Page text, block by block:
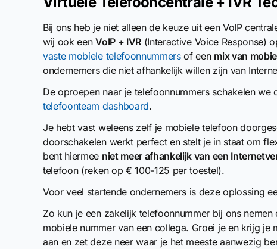
Bij ons heb je niet alleen de keuze uit een VoIP
wij ook eenVoIP + IVR(Interactive Voice Response)
vaste mobiele telefoonnummersof een mix van
ondernemers die niet afhankelijk willen zijn van
De oproepen naar je telefoonnummers schakelen
telefoonteam dashboard.
Je hebt vast weleens zelf je mobiele telefoon
doorschakelen werkt perfect en stelt je in staat om
bent hiermee niet meer afhankelijk van een
telefoon (reken op € 100-125 per toestel).
Voor veel startende ondernemers is deze oplossing
Zo kun je een zakelijk telefoonnummer bij ons
mobiele nummer van een collega. Groei je en krijg je
aan en zet deze neer waar je het meeste aanwezig